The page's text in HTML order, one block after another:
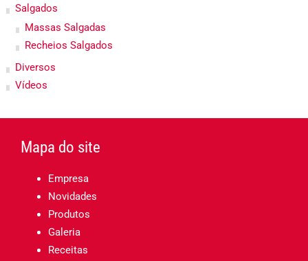
Salgados
Massas Salgadas
Recheios Salgados
Diversos
Vídeos
Mapa do site
Empresa
Novidades
Produtos
Galeria
Receitas